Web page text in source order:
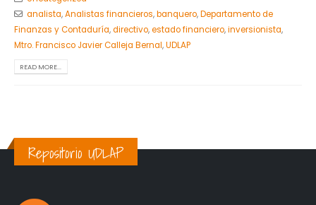
analista,Analistas financieros,banquero,Departamento de
Finanzas y Contaduría,directivo,estado financiero,inversionista,
Mtro. Francisco Javier Calleja Bernal,UDLAP
READ MORE...
Repositorio UDLAP